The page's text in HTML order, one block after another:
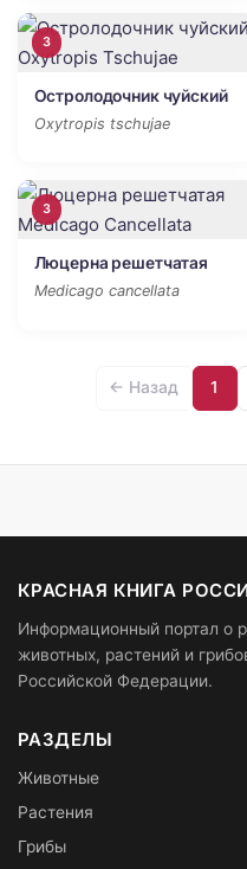
3
Остролодочник чуйский
Oxytropis tschujae
3
Люцерна решетчатая
Medicago cancellata
← Назад 1
КРАСНАЯ КНИГА
Информационный портал о
животных, растений и
Российской Федерации.
РАЗДЕЛЫ
Животные
Растения
Грибы